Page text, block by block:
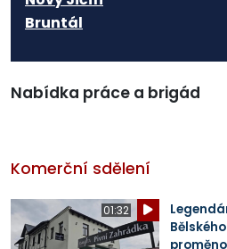
Bruntál
Nabídka práce a brigád
Komerční sdělení
01:32